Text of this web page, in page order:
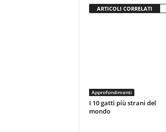
ARTICOLI CORRELATI
Approfondimenti
I 10 gatti più strani del
mondo